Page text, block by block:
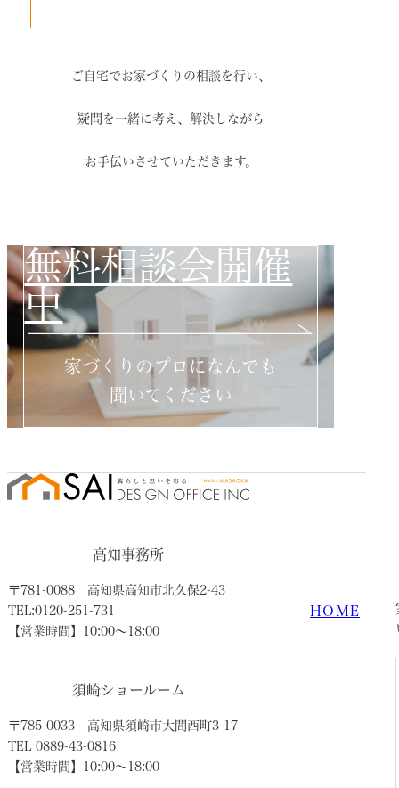
ご自宅でお家づくりの相談を行い、
疑問を一緒に考え、解決しながら
お手伝いさせていただきます。
無料相談会開催
中
家づくりのプロになんでも
聞いてください
高知事務所
〒781-0088 高知県高知市北久保2-43
TEL:0120-251-731
【営業時間】10:00〜18:00
須崎ショールーム
〒785-0033 高知県須崎市大間西町3-17
TEL 0889-43-0816
【営業時間】10:00〜18:00
HOME